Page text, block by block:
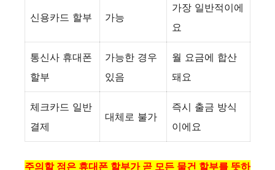
신용카드 할부 가능
가장 일반적이에
요
통신사 휴대폰
할부
가능한 경우
있음
월 요금에 합산
돼요
체크카드 일반
결제
대체로 불가
즉시 출금 방식
이에요
주의할 점은 휴대폰 할부가 곧 모든 물건 할부를 뜻하